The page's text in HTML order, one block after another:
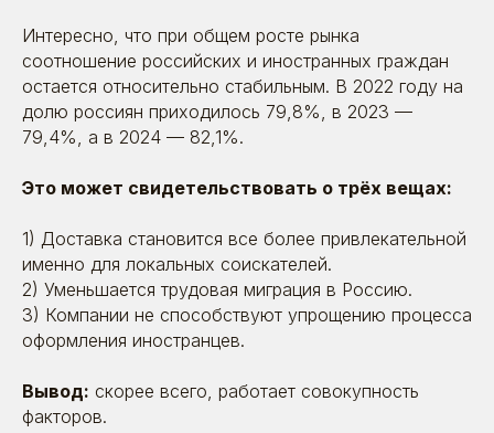
Интересно, что при общем росте рынка
соотношение российских и иностранных граждан
остается относительно стабильным. В 2022 году на
долю россиян приходилось 79,8%, в 2023 —
79,4%, а в 2024 — 82,1%.
Это может свидетельствовать о трёх вещах:
1) Доставка становится все более привлекательной
именно для локальных соискателей.
2) Уменьшается трудовая миграция в Россию.
3) Компании не способствуют упрощению процесса
оформления иностранцев.
Вывод: скорее всего, работает совокупность
факторов.